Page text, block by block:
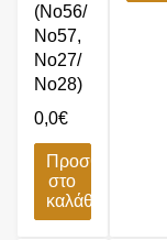
(No56/
No57,
No27/
No28)
0,0€
Προσθήκη
στο
καλάθι